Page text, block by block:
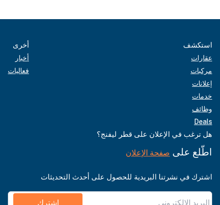
استكشف
عقارات
مركبات
إعلانات
خدمات
وظائف
Deals
أخرى
أخبار
فعاليات
هل ترغب في الإعلان على قطر ليفنج؟
اطّلع على صفحة الإعلان
اشترك في نشرتنا البريدية للحصول على أحدث التحديثات
اشترك